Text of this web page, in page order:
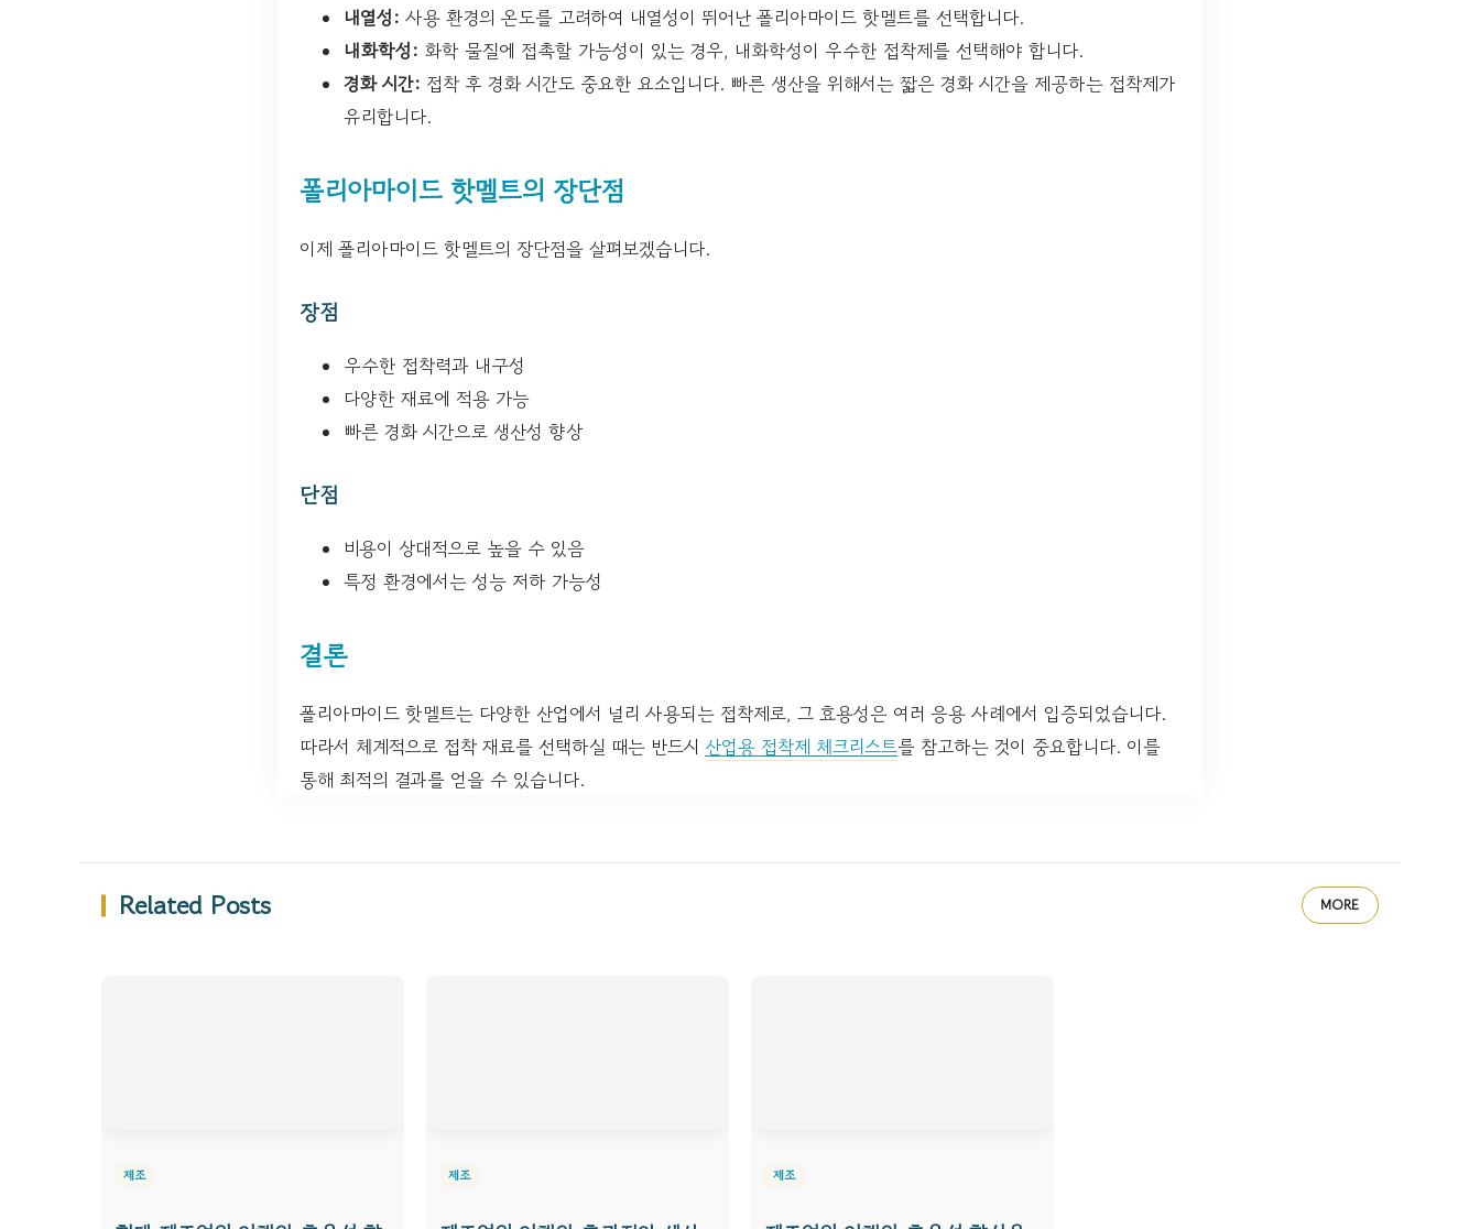
내열성: 사용 환경의 온도를 고려하여 내열성이 뛰어난 폴리아마이드 핫멜트를 선택합니다.
내화학성: 화학 물질에 접촉할 가능성이 있는 경우, 내화학성이 우수한 접착제를 선택해야 합니다.
경화 시간: 접착 후 경화 시간도 중요한 요소입니다. 빠른 생산을 위해서는 짧은 경화 시간을 제공하는 접착제가
유리합니다.
폴리아마이드 핫멜트의 장단점
이제 폴리아마이드 핫멜트의 장단점을 살펴보겠습니다.
장점
우수한 접착력과 내구성
다양한 재료에 적용 가능
빠른 경화 시간으로 생산성 향상
단점
비용이 상대적으로 높을 수 있음
특정 환경에서는 성능 저하 가능성
결론
폴리아마이드 핫멜트는 다양한 산업에서 널리 사용되는 접착제로, 그 효용성은 여러 응용 사례에서 입증되었습니다.
따라서 체계적으로 접착 재료를 선택하실 때는 반드시 산업용 접착제 체크리스트를 참고하는 것이 중요합니다. 이를
통해 최적의 결과를 얻을 수 있습니다.
Related Posts MORE
제조 제조 제조